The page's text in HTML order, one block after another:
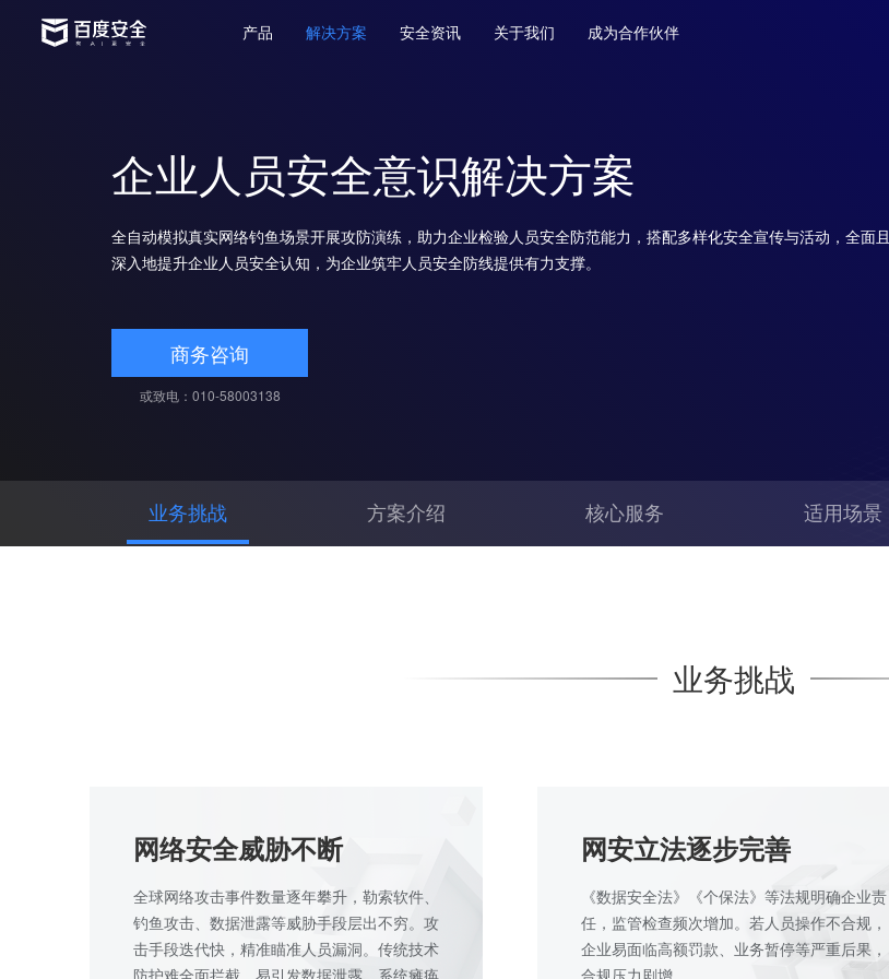
产品 解决方案 安全资讯 关于我们 成为合作伙伴
企业人员安全意识解决方案
全自动模拟真实网络钓鱼场景开展攻防演练，助力企业检验人员安全防范能力，搭配多样化安全宣传与活动，全面且
深入地提升企业人员安全认知，为企业筑牢人员安全防线提供有力支撑。
商务咨询
或致电：010-58003138
业务挑战 方案介绍 核心服务 适用场景
业务挑战
网络安全威胁不断
全球网络攻击事件数量逐年攀升，勒索软件、
钓鱼攻击、数据泄露等威胁手段层出不穷。攻
击手段迭代快，精准瞄准人员漏洞。传统技术
防护难全面拦截，易引发数据泄露、系统瘫痪
网安立法逐步完善
《数据安全法》《个保法》等法规明确企业责
任，监管检查频次增加。若人员操作不合规，
企业易面临高额罚款、业务暂停等严重后果，
合规压力剧增。